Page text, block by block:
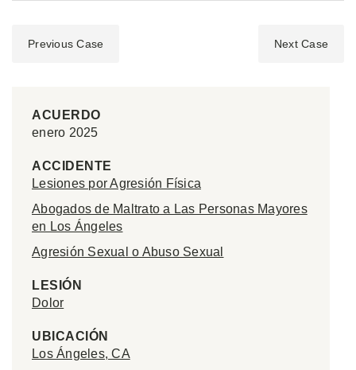
Previous Case Next Case
ACUERDO
enero 2025
ACCIDENTE
Lesiones por Agresión Física
Abogados de Maltrato a Las Personas Mayores
en Los Ángeles
Agresión Sexual o Abuso Sexual
LESIÓN
Dolor
UBICACIÓN
Los Ángeles, CA